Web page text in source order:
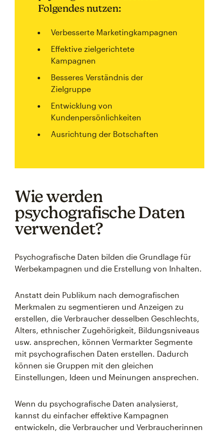
Folgendes nutzen:
Verbesserte Marketingkampagnen
Effektive zielgerichtete
Kampagnen
Besseres Verständnis der
Zielgruppe
Entwicklung von
Kundenpersönlichkeiten
Ausrichtung der Botschaften
Wie werden
psychografische Daten
verwendet?
Psychografische Daten bilden die Grundlage für
Werbekampagnen und die Erstellung von Inhalten.
Anstatt dein Publikum nach demografischen
Merkmalen zu segmentieren und Anzeigen zu
erstellen, die Verbraucher desselben Geschlechts,
Alters, ethnischer Zugehörigkeit, Bildungsniveaus
usw. ansprechen, können Vermarkter Segmente
mit psychografischen Daten erstellen. Dadurch
können sie Gruppen mit den gleichen
Einstellungen, Ideen und Meinungen ansprechen.
Wenn du psychografische Daten analysierst,
kannst du einfacher effektive Kampagnen
entwickeln, die Verbraucher und Verbraucherinnen